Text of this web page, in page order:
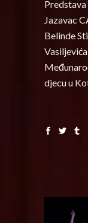
Jazavac
Belinde
djecu u